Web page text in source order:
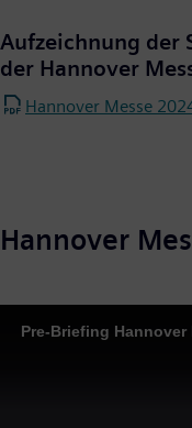
Aufzeichnung der
der Hannover
Hannover Messe
Hannover